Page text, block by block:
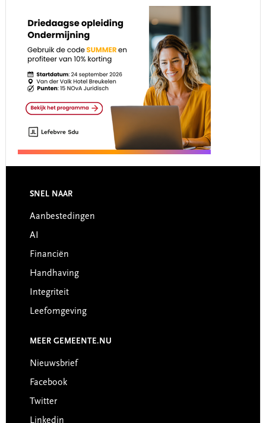
Footer
SNEL NAAR
Aanbestedingen
AI
Financiën
Handhaving
Integriteit
Leefomgeving
MEER GEMEENTE.NU
Nieuwsbrief
Facebook
Twitter
Linkedin